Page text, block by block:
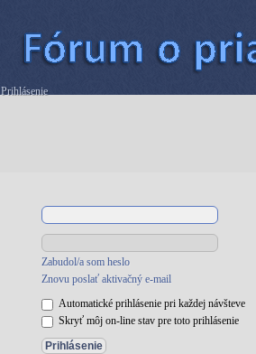
Prihlásenie
Zabudol/a som heslo
Znovu poslať aktivačný e-mail
Automatické prihlásenie pri každej návšteve
Skryť môj on-line stav pre toto prihlásenie